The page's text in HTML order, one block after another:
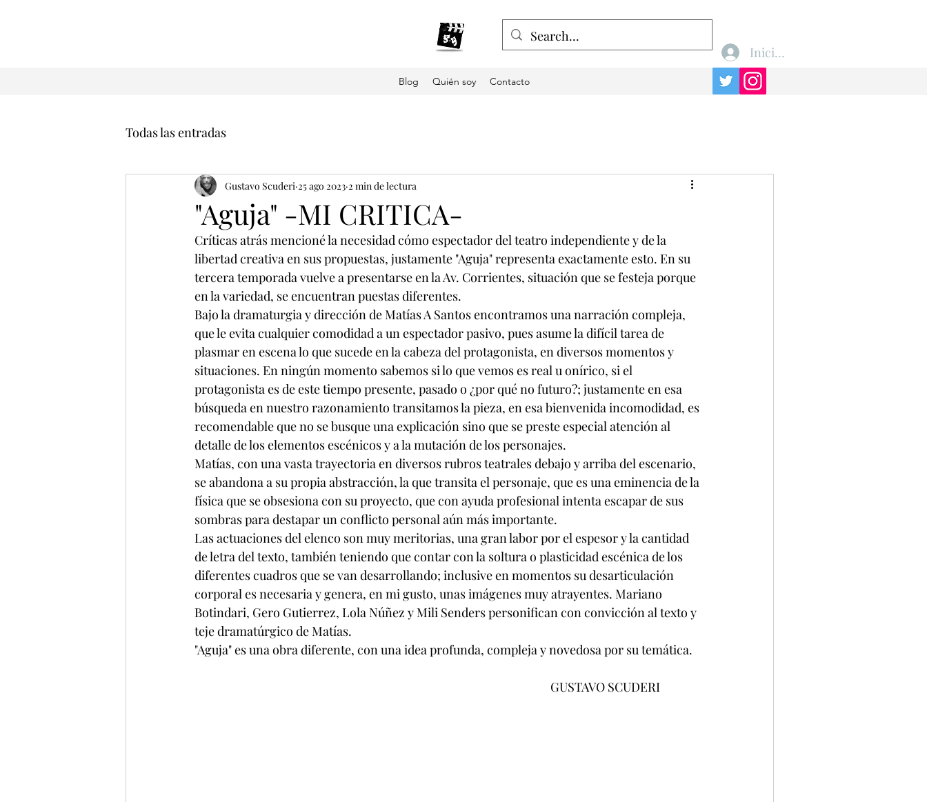
Blog Quién soy Contacto
Iniciar sesión
Todas las entradas
"Aguja" -MI CRITICA-
Gustavo Scuderi 25 ago 2023 2 min de lectura
Críticas atrás mencioné la necesidad cómo espectador del teatro independiente y de la
libertad creativa en sus propuestas, justamente "Aguja" representa exactamente esto. En su
tercera temporada vuelve a presentarse en la Av. Corrientes, situación que se festeja porque
en la variedad, se encuentran puestas diferentes.
Bajo la dramaturgia y dirección de Matías A Santos encontramos una narración compleja,
que le evita cualquier comodidad a un espectador pasivo, pues asume la difícil tarea de
plasmar en escena lo que sucede en la cabeza del protagonista, en diversos momentos y
situaciones. En ningún momento sabemos si lo que vemos es real u onírico, si el
protagonista es de este tiempo presente, pasado o ¿por qué no futuro?; justamente en esa
búsqueda en nuestro razonamiento transitamos la pieza, en esa bienvenida incomodidad, es
recomendable que no se busque una explicación sino que se preste especial atención al
detalle de los elementos escénicos y a la mutación de los personajes.
Matías, con una vasta trayectoria en diversos rubros teatrales debajo y arriba del escenario,
se abandona a su propia abstracción, la que transita el personaje, que es una eminencia de la
física que se obsesiona con su proyecto, que con ayuda profesional intenta escapar de sus
sombras para destapar un conflicto personal aún más importante.
Las actuaciones del elenco son muy meritorias, una gran labor por el espesor y la cantidad
de letra del texto, también teniendo que contar con la soltura o plasticidad escénica de los
diferentes cuadros que se van desarrollando; inclusive en momentos su desarticulación
corporal es necesaria y genera, en mi gusto, unas imágenes muy atrayentes. Mariano
Botindari, Gero Gutierrez, Lola Núñez y Mili Senders personifican con convicción al texto y
teje dramatúrgico de Matías.
"Aguja" es una obra diferente, con una idea profunda, compleja y novedosa por su temática.
                                                                                                                                 GUSTAVO SCUDERI